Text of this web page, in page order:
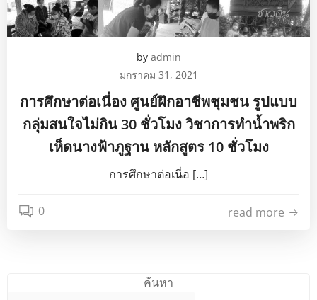
by admin
มกราคม 31, 2021
การศึกษาต่อเนี่อง ศูนย์ฝึกอาชีพชุมชน รูปแบบ
กลุ่มสนใจไม่กิน 30 ชั่วโมง วิชาการทำน้ำพริก
เห็ดนางฟ้าภูฐาน หลักสูตร 10 ชั่วโมง
การศึกษาต่อเนี่อ […]
0 read more
ค้นหา